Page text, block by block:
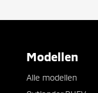
Modellen
Alle modellen